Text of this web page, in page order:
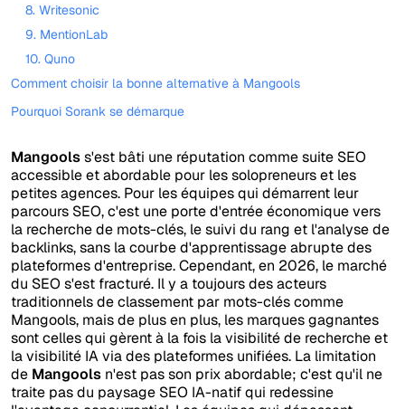
8. Writesonic
9. MentionLab
10. Quno
Comment choisir la bonne alternative à Mangools
Pourquoi Sorank se démarque
Mangoolss'est bâti une réputation comme suite SEO
accessible et abordable pour les solopreneurs et les
petites agences. Pour les équipes qui démarrent leur
parcours SEO, c'est une porte d'entrée économique vers
la recherche de mots-clés, le suivi du rang et l'analyse de
backlinks, sans la courbe d'apprentissage abrupte des
plateformes d'entreprise. Cependant, en 2026, le marché
du SEO s'est fracturé. Il y a toujours des acteurs
traditionnels de classement par mots-clés comme
Mangools, mais de plus en plus, les marques gagnantes
sont celles qui gèrent à la fois la visibilité de recherche et
la visibilité IA via des plateformes unifiées. La limitation
de Mangools n'est pas son prix abordable; c'est qu'il ne
traite pas du paysage SEO IA-natif qui redessine